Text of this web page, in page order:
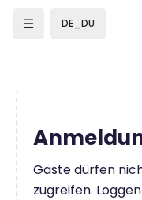
DE_DU
Gäste dürfen
zugreifen.